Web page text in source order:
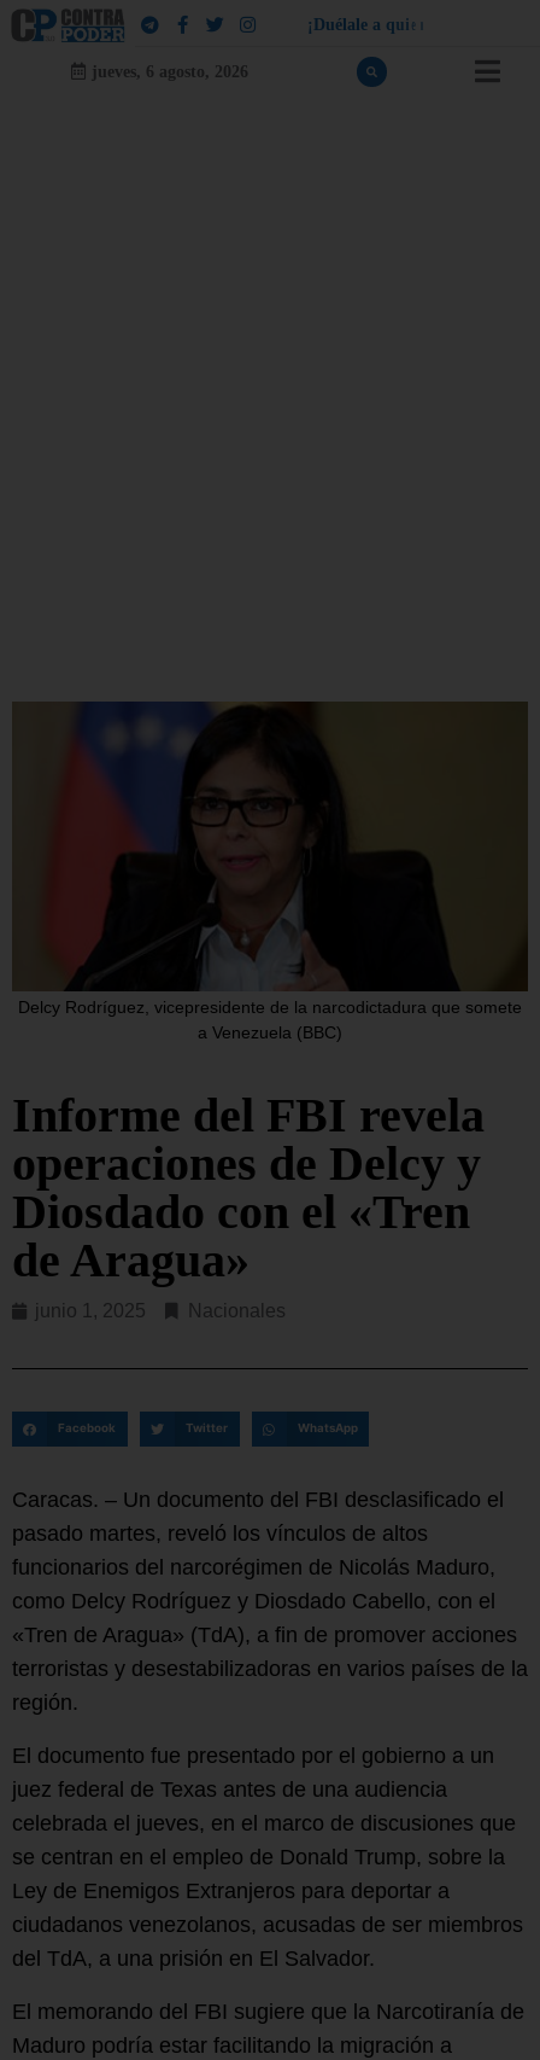
¡ Dué a e a qui e n
jueves, 6 agosto, 2026
Delcy Rodríguez, vicepresidente de la narcodictadura que somete
a Venezuela (BBC)
Informe del FBI revela
operaciones de Delcy y
Diosdado con el «Tren
de Aragua»
junio 1, 2025 Nacionales
Facebook Twitter WhatsApp
Caracas. – Un documento del FBI desclasificado el
pasado martes, reveló los vínculos de altos
funcionarios del narcorégimen de Nicolás Maduro,
como Delcy Rodríguez y Diosdado Cabello, con el
«Tren de Aragua» (TdA), a fin de promover acciones
terroristas y desestabilizadoras en varios países de la
región.
El documento fue presentado por el gobierno a un
juez federal de Texas antes de una audiencia
celebrada el jueves, en el marco de discusiones que
se centran en el empleo de Donald Trump, sobre la
Ley de Enemigos Extranjeros para deportar a
ciudadanos venezolanos, acusadas de ser miembros
del TdA, a una prisión en El Salvador.
El memorando del FBI sugiere que la Narcotiranía de
Maduro podría estar facilitando la migración a